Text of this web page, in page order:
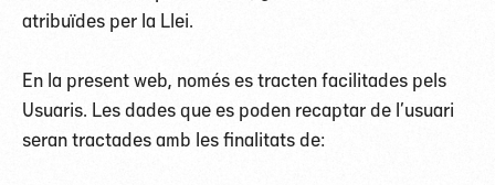
atribuïdes per la Llei.
En la present web, només es tracten facilitades pels
Usuaris. Les dades que es poden recaptar de l’usuari
seran tractades amb les finalitats de: